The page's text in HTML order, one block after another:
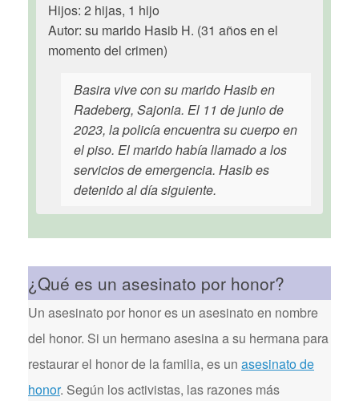
Hijos: 2 hijas, 1 hijo
Autor: su marido Hasib H. (31 años en el
momento del crimen)
Basira vive con su marido Hasib en
Radeberg, Sajonia. El 11 de junio de
2023, la policía encuentra su cuerpo en
el piso. El marido había llamado a los
servicios de emergencia. Hasib es
detenido al día siguiente.
¿Qué es un asesinato por honor?
Un asesinato por honor es un asesinato en nombre
del honor. Si un hermano asesina a su hermana para
restaurar el honor de la familia, es un asesinato de
honor. Según los activistas, las razones más